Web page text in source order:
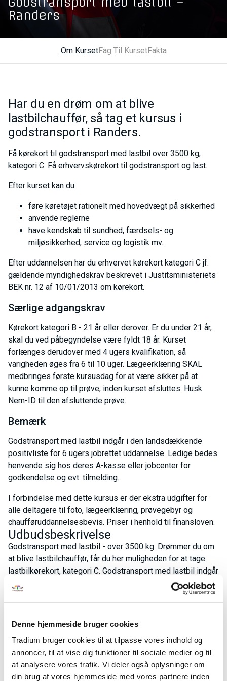
Denne hjemmeside bruger cookies
Tradium bruger cookies til at tilpasse vores indhold og
annoncer, til at vise dig funktioner til sociale medier og til
at analysere vores trafik. Vi deler også oplysninger om
din brug af vores hjemmeside med vores partnere inden
Randers
Om KursetFag Til KursetFakta
Har du en drøm om at blive
lastbilchauffør, så tag et kursus i
godstransport i Randers.
Få kørekort til godstransport med lastbil over 3500 kg,
kategori C. Få erhvervskørekort til godstransport og last.
Efter kurset kan du:
føre køretøjet rationelt med hovedvægt på sikkerhed
anvende reglerne
have kendskab til sundhed, færdsels- og
miljøsikkerhed, service og logistik mv.
Efter uddannelsen har du erhvervet kørekort kategori C jf.
gældende myndighedskrav beskrevet i Justitsministeriets
BEK nr. 12 af 10/01/2013 om kørekort.
Særlige adgangskrav
Kørekort kategori B - 21 år eller derover. Er du under 21 år,
skal du ved påbegyndelse være fyldt 18 år. Kurset
forlænges derudover med 4 ugers kvalifikation, så
varigheden øges fra 6 til 10 uger. Lægeerklæring SKAL
medbringes første kursusdag for at være sikker på at
kunne komme op til prøve, inden kurset afsluttes. Husk
Nem-ID til den afsluttende prøve.
Bemærk
Godstransport med lastbil indgår i den landsdækkende
positivliste for 6 ugers jobrettet uddannelse. Ledige bedes
henvende sig hos deres A-kasse eller jobcenter for
godkendelse og evt. tilmelding.
I forbindelse med dette kursus er der ekstra udgifter for
alle deltagere til foto, lægeerklæring, prøvegebyr og
chaufføruddannelsesbevis. Priser i henhold til finansloven.
Udbudsbeskrivelse
Godstransport med lastbil - over 3500 kg. Drømmer du om
at blive lastbilchauffør, får du her muligheden for at tage
lastbilkørekort, kategori C. Godstransport med lastbil indgår
i den landsdækkende positivliste for 6 ugers jobrettet
uddannelse. Ledige bedes henvende sig hos deres A-
forbindelse med dette kursus, er der ekstra udgifter for alle
deltagere til foto, lægeerklæring, prøvegebyr, og
chaufføruddannelsesbevis. Derudover er der førerkortet til
takografen. Dette bestilles via www.borger.dk.
Der tages forbehold for prisændringer iht. Finansloven.